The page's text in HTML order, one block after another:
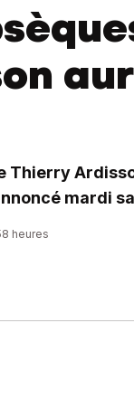
Thierry
mardi
heures